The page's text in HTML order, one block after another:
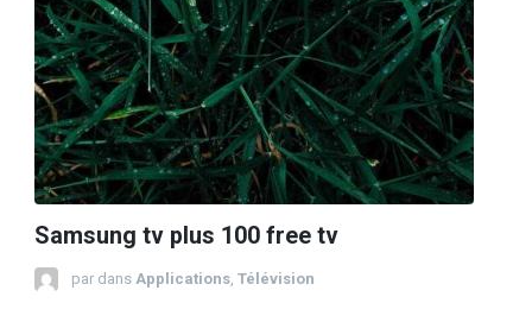
Samsung tv plus 100 free tv
par dans Applications Télévision